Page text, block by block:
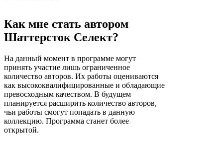
Как мне стать автором
Шаттерсток Селект?
На данный момент в программе могут
принять участие лишь ограниченное
количество авторов. Их работы оцениваются
как высококвалифицированные и обладающие
превосходным качеством. В будущем
планируется расширить количество авторов,
чьи работы смогут попадать в данную
коллекцию. Программа станет более
открытой.